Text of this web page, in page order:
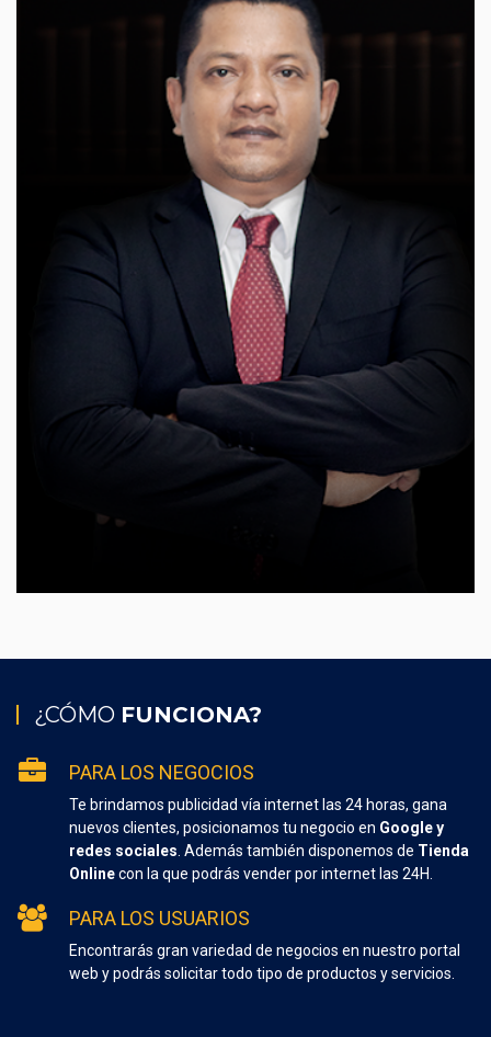
¿CÓMO FUNCIONA?
PARA LOS NEGOCIOS
Te brindamos publicidad vía internet las 24 horas, gana
nuevos clientes, posicionamos tu negocio en Google y
redes sociales . Además también disponemos de Tienda
Onlinecon la que podrás vender por internet las 24H.
PARA LOS USUARIOS
Encontrarás gran variedad de negocios en nuestro portal
web y podrás solicitar todo tipo de productos y servicios.